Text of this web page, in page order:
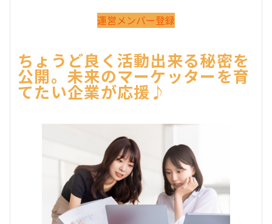
運営メンバー登録
ちょうど良く活動出来る秘密を
公開。未来のマーケッターを育
てたい企業が応援♪